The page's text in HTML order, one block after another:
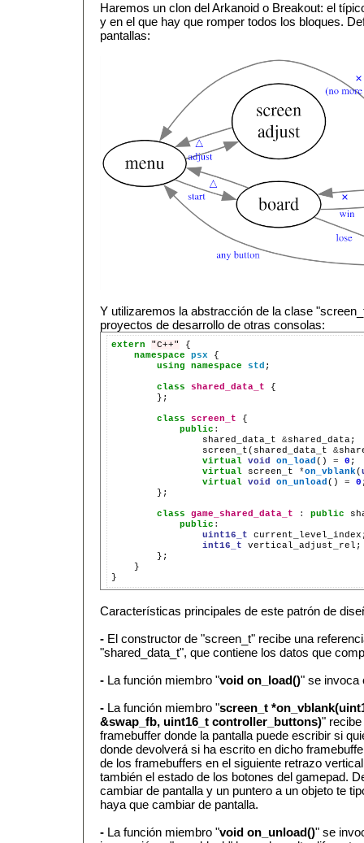
Haremos un clon del Arkanoid o Breakout: el
y en el que hay que romper todos los bloques.
pantallas:
Y utilizaremos la abstracción de la clase
proyectos de desarrollo de otras consolas:
extern "C++"
namespace
psx
using
namespace std ;
class shared_data_t
};
class screen_t
public :
shared_data_t
&
screen_t(shared_data_t
&
virtual
void on_load () = 0
virtual
screen_t *on_vblank(
virtual
void on_unload () =
0
};
class game_shared_data_t : public
public :
uint16_t
int16_t
}
Características principales de este patrón de
- El constructor de "screen_t" recibe una
"shared_data_t", que contiene los datos que
- La función miembro "void on_load()" se invoca
- La función miembro "screen_t
&swap_fb, uint16_t controller_buttons)"
framebuffer donde la pantalla puede escribir si
donde devolverá si ha escrito en dicho
de los framebuffers en el siguiente retrazo
también el estado de los botones del gamepad.
cambiar de pantalla y un puntero a un objeto te
haya que cambiar de pantalla.
- La función miembro "void on_unload()" se